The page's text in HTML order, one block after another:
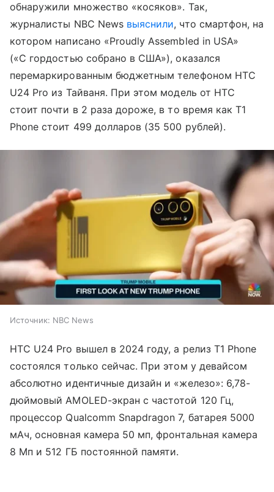
обнаружили множество «косяков». Так,
журналисты NBC News выяснили, что смартфон, на
котором написано «Proudly Assembled in USA»
(«С гордостью собрано в США»), оказался
перемаркированным бюджетным телефоном HTC
U24 Pro из Тайваня. При этом модель от HTC
стоит почти в 2 раза дороже, в то время как T1
Phone стоит 499 долларов (35 500 рублей).
Источник: NBC News
HTC U24 Pro вышел в 2024 году, а релиз T1 Phone
состоялся только сейчас. При этом у девайсом
абсолютно идентичные дизайн и «железо»: 6,78-
дюймовый AMOLED-экран с частотой 120 Гц,
процессор Qualcomm Snapdragon 7, батарея 5000
мАч, основная камера 50 мп, фронтальная камера
8 Мп и 512 ГБ постоянной памяти.